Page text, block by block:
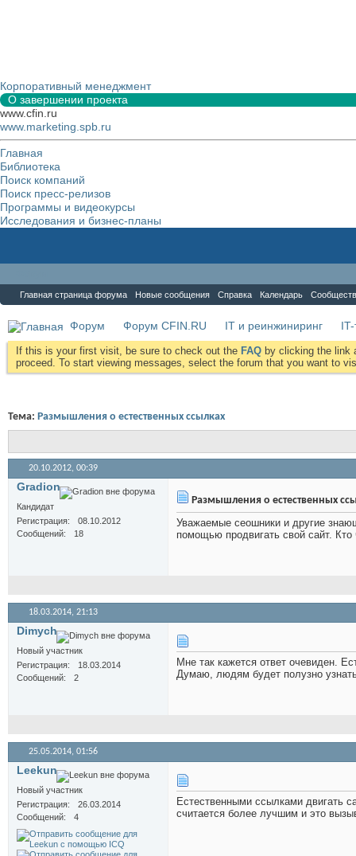
Корпоративный менеджмент
О завершении проекта
www.cfin.ru
www.marketing.spb.ru
Главная
Библиотека
Поиск компаний
Поиск пресс-релизов
Программы и видеокурсы
Исследования и бизнес-планы
Главная страница форума Новые сообщения Справка Календарь
Форум Форум CFIN.RU IT и реинжиниринг
If this is your first visit, be sure to check out the FAQ by clicking the link
proceed. To start viewing messages, select the forum that you want to
Тема: Размышления о естественных ссылках
20.10.2012, 00:39
Gradion
Кандидат
Регистрация
08.10.2012
Сообщений
18
Размышления о естественных
Уважаемые сеошники и другие
помощью продвигать свой сайт.
18.03.2014, 21:13
Dimych
Новый участник
Регистрация
18.03.2014
Сообщений
2
Мне так кажется ответ очевиден.
Думаю, людям будет полузно
25.05.2014, 01:56
Leekun
Новый участник
Регистрация
26.03.2014
Сообщений
4
Естественными ссылками двигать
считается более лучшим и это